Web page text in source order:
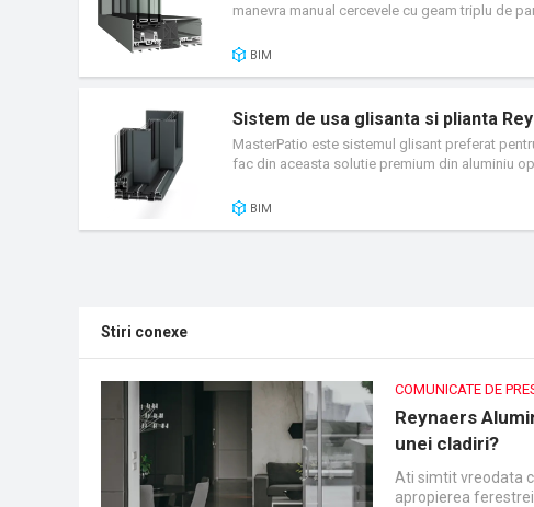
manevra manual cercevele cu geam triplu de
BIM
Sistem de usa glisanta si plianta
MasterPatio este sistemul glisant preferat
fac din aceasta solutie premium din aluminiu
BIM
Stiri conexe
COMUNICATE DE
Reynaers
unei cladiri?
Ati simtit vreodata
apropierea